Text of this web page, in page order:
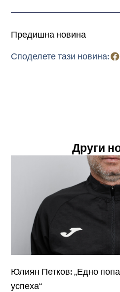
Предишна новина
Споделете тази новина:
Други
Юлиян Петков: „Едно
успеха“